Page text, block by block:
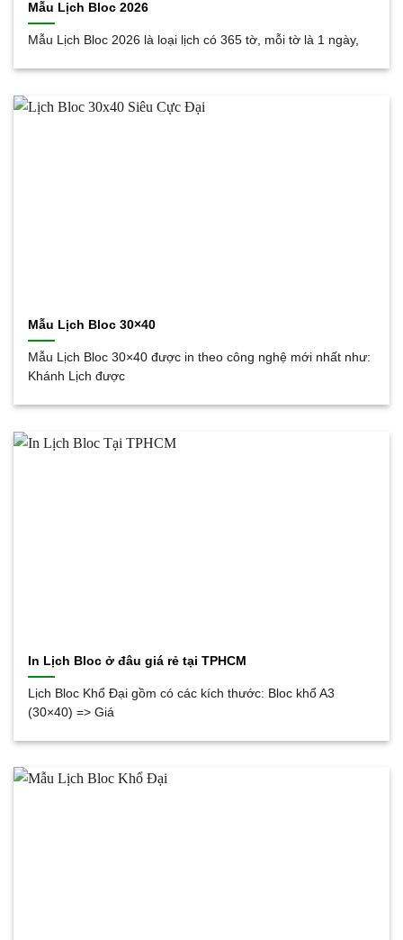
Mẫu Lịch Bloc 2026
Mẫu Lịch Bloc 2026 là loại lịch có 365 tờ, mỗi tờ là 1 ngày,
Mẫu Lịch Bloc 30×40
Mẫu Lịch Bloc 30×40 được in theo công nghệ mới nhất như:
Khánh Lịch được
In Lịch Bloc ở đâu giá rẻ tại TPHCM
Lịch Bloc Khổ Đại gồm có các kích thước: Bloc khổ A3
(30×40) => Giá